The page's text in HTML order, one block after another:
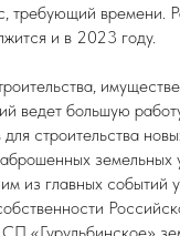
требующий времени.
и в 2023 году.
ведет большую
строительства
земельных
из главных событий